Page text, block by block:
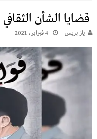
قضايا الشأن
يـاز بريـس 4 فبراير، 2021